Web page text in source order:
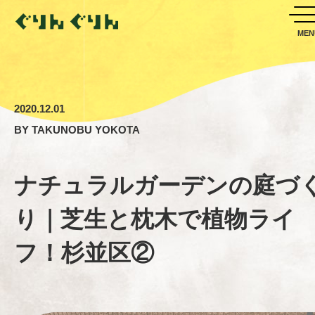
2020.12.01
BY TAKUNOBU YOKOTA
ナチュラルガーデンの庭づ
り｜芝生と枕木で植物ライ
フ！杉並区②